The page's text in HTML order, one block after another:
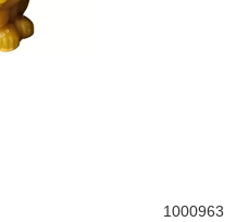
1000963